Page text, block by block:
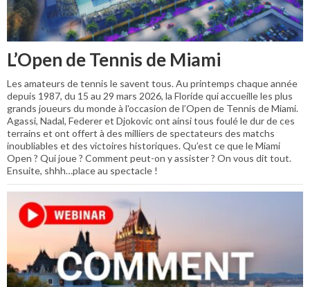
L’Open de Tennis de Miami
Les amateurs de tennis le savent tous. Au printemps chaque année
depuis 1987, du 15 au 29 mars 2026, la Floride qui accueille les plus
grands joueurs du monde à l'occasion de l’Open de Tennis de Miami.
Agassi, Nadal, Federer et Djokovic ont ainsi tous foulé le dur de ces
terrains et ont offert à des milliers de spectateurs des matchs
inoubliables et des victoires historiques. Qu’est ce que le Miami
Open ? Qui joue ? Comment peut-on y assister ? On vous dit tout.
Ensuite, shhh…place au spectacle !